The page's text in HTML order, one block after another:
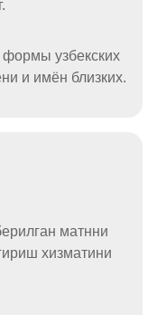
узбекских
и имён близких.
матнни
хизматини